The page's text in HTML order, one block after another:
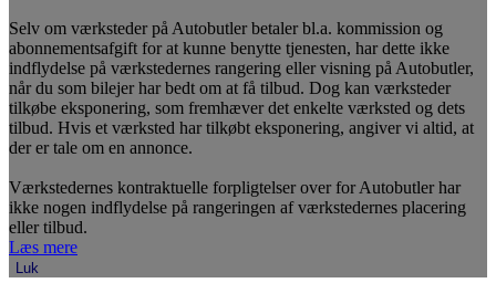
Selv om værksteder på Autobutler betaler bl.a. kommission og
abonnementsafgift for at kunne benytte tjenesten, har dette ikke
indflydelse på værkstedernes rangering eller visning på Autobutler,
når du som bilejer har bedt om at få tilbud. Dog kan værksteder
tilkøbe eksponering, som fremhæver det enkelte værksted og dets
tilbud. Hvis et værksted har tilkøbt eksponering, angiver vi altid, at
der er tale om en annonce.
Værkstedernes kontraktuelle forpligtelser over for Autobutler har
ikke nogen indflydelse på rangeringen af værkstedernes placering
eller tilbud.
Læs mere
Luk